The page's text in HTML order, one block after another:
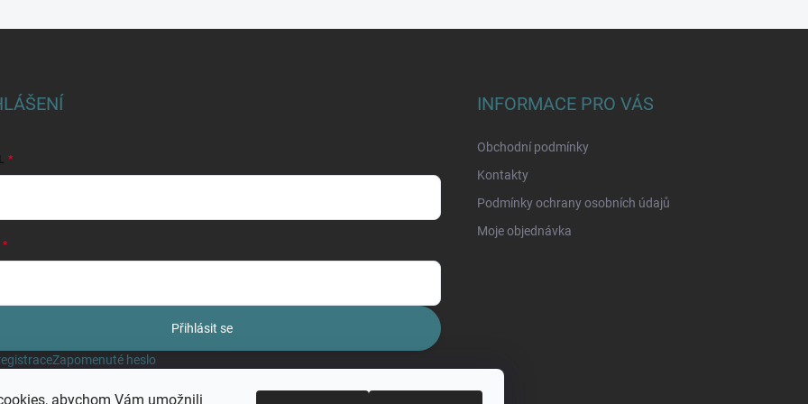
abychom Vám umožnili
Přihlásit se
Zapomenuté heslo
INFORMACE PRO VÁS
Obchodní podmínky
Kontakty
Podmínky ochrany osobních údajů
Moje objednávka